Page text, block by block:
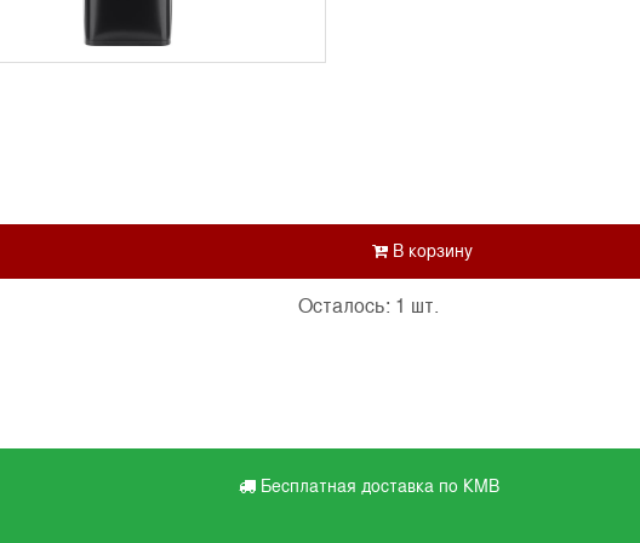
Осталось: 1 шт.
Бесплатная доставка по КМВ